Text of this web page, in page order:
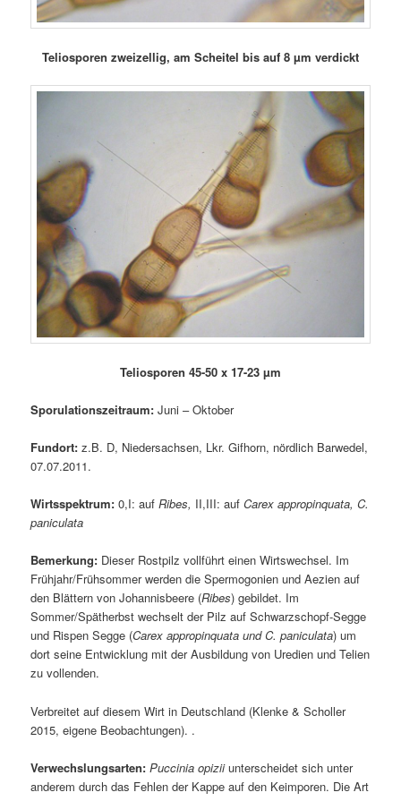
Teliosporen zweizellig, am Scheitel bis auf 8 µm verdickt
Teliosporen 45-50 x 17-23 µm
Sporulationszeitraum: Juni – Oktober
Fundort: z.B. D, Niedersachsen, Lkr. Gifhorn, nördlich Barwedel,
07.07.2011.
Wirtsspektrum:0,I: aufRibes, II,III: auf Carex appropinquata, C.
paniculata
Bemerkung: Dieser Rostpilz vollführt einen Wirtswechsel. Im
Frühjahr/Frühsommer werden die Spermogonien und Aezien auf
den Blättern von Johannisbeere (Ribes) gebildet. Im
Sommer/Spätherbst wechselt der Pilz auf Schwarzschopf-Segge
und Rispen Segge (Carex appropinquata und C. paniculata) um
dort seine Entwicklung mit der Ausbildung von Uredien und Telien
zu vollenden.
Verbreitet auf diesem Wirt in Deutschland (Klenke & Scholler
2015, eigene Beobachtungen). .
Verwechslungsarten: Puccinia opiziiunterscheidet sich unter
anderem durch das Fehlen der Kappe auf den Keimporen. Die Art